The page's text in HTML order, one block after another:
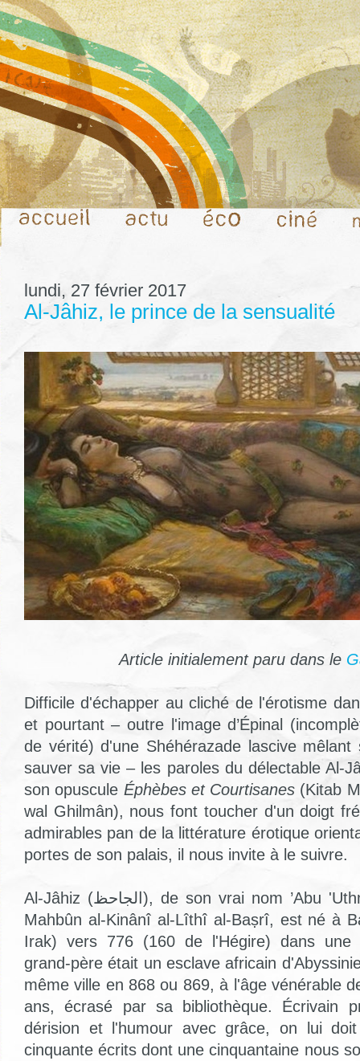
lundi, 27 février 2017
Al-Jâhiz, le prince de la sensualité
Article initialement paru dans le
Difficile d'échapper au cliché de l'érotisme
et pourtant – outre l'image d’Épinal
de vérité) d'une Shéhérazade lascive
sauver sa vie – les paroles du délectable Al-
son opuscule Éphèbes et Courtisanes (Kitab
wal Ghilmân), nous font toucher d'un doigt
admirables pan de la littérature érotique
portes de son palais, il nous invite à le suivre.
Al-Jâhiz (الجاحظ), de son vrai nom ’Abu 'Uthmân 'Amrû ibn Baḥr
Mahbûn al-Kinânî al-Lîthî al-Baṣrî, est né à
Irak) vers 776 (160 de l'Hégire) dans une
grand-père était un esclave africain
même ville en 868 ou 869, à l'âge vénérable
ans, écrasé par sa bibliothèque. Écrivain
dérision et l'humour avec grâce, on lui
cinquante écrits dont une cinquantaine nous